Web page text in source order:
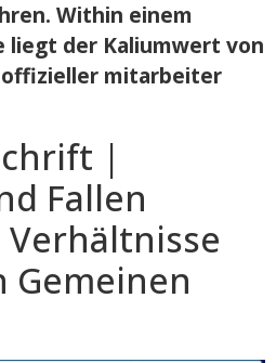
Within einem
liegt der Kaliumwert von
mitarbeiter
|
Fallen
Gemeinen